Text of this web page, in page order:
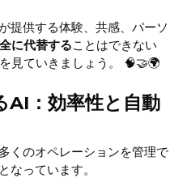
提供する体験、共感、パーソ
に代替することはできない
見ていきましょう。 🧠🤝🌍
AI：効率性と自動
くのオペレーションを管理で
なっています。